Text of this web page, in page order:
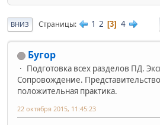
ВНИЗ Страницы 1 2 3 4
Бугор
Подготовка всех разделов ПД.
Сопровождение.
положительная практика.
22 октября 2015, 11:45:23